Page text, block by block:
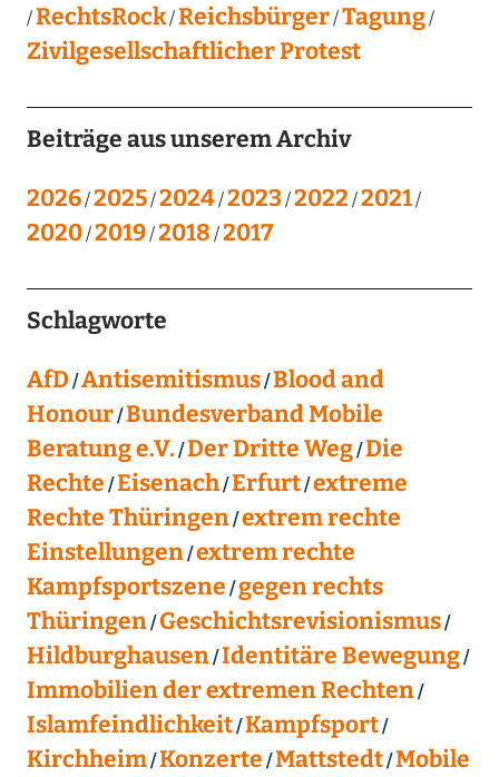
RechtsRock Reichsbürger Tagung
Zivilgesellschaftlicher Protest
Beiträge aus unserem Archiv
2026 2025 2024 2023 2022 2021
2020 2019 2018 2017
Schlagworte
AfD Antisemitismus Blood and
Honour Bundesverband Mobile
Beratung e.V. Der Dritte Weg Die
Rechte Eisenach Erfurt extreme
Rechte Thüringen extrem rechte
Einstellungen extrem rechte
Kampfsportszene gegen rechts
Thüringen Geschichtsrevisionismus
Hildburghausen Identitäre Bewegung
Immobilien der extremen Rechten
Islamfeindlichkeit Kampfsport
Kirchheim Konzerte Mattstedt Mobile